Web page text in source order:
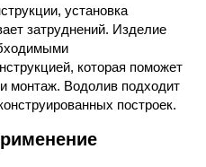
установка
затруднений. Изделие
которая поможет
монтаж. Водолив подходит
построек.